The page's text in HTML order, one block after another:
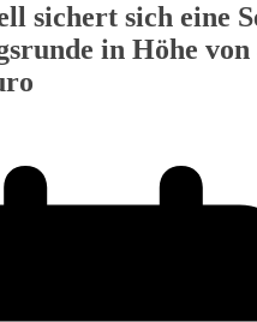
sichert sich eine
in Höhe von